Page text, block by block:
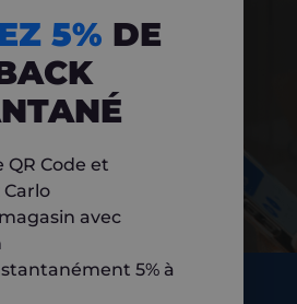
5% DE
QR Code et
avec
5% à